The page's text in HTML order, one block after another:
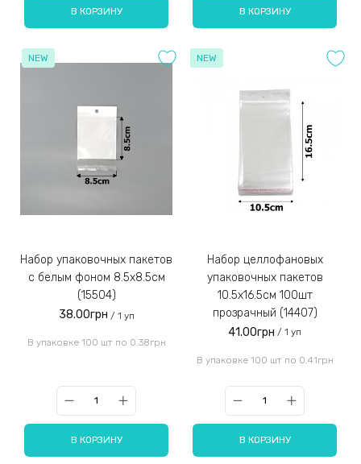
В КОРЗИНУ В КОРЗИНУ
NEW
Набор упаковочных пакетов
с белым фоном 8.5х8.5см
(15504)
38.00грн / 1 уп
В упаковке 100 шт по 0.38грн
В КОРЗИНУ
NEW
Набор целлофановых
упаковочных пакетов
10.5х16.5см 100шт
прозрачный (14407)
41.00грн / 1 уп
В упаковке 100 шт по 0.41грн
В КОРЗИНУ